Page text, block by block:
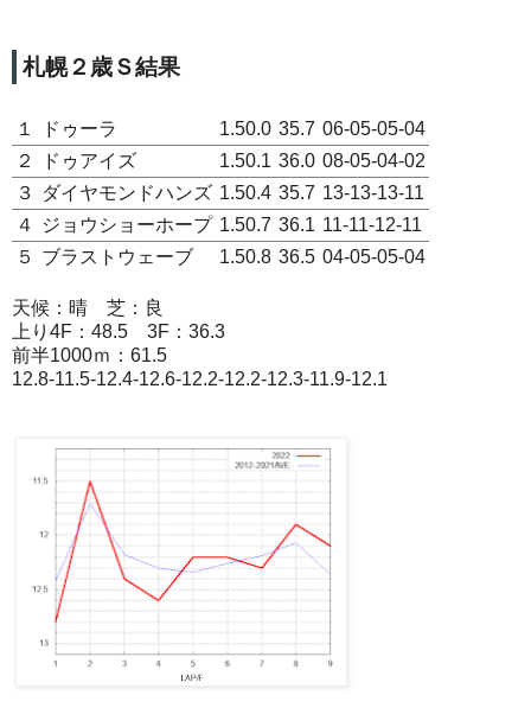
札幌２歳Ｓ結果
１ ドゥーラ 1.50.0 35.7 06-05-05-04
２
ドゥアイズ 1.50.1 36.0 08-05-04-02
３
ダイヤモンドハンズ 1.50.4 35.7 13-13-13-11
４
ジョウショーホープ 1.50.7 36.1 11-11-12-11
５
ブラストウェーブ 1.50.8 36.5 04-05-05-04
天候：晴 芝：良
上り4F：48.5 3F：36.3
前半1000ｍ：61.5
12.8-11.5-12.4-12.6-12.2-12.2-12.3-11.9-12.1